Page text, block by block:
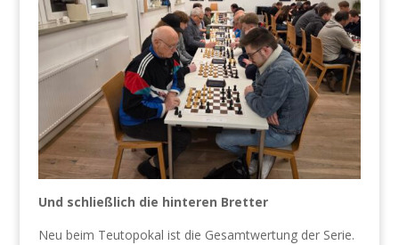
Und schließlich die hinteren Bretter
Neu beim Teutopokal ist die Gesamtwertung der Serie.